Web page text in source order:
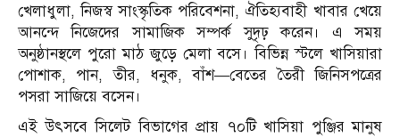
খেলাধুলা, নিজস্ব সাংস্কৃতিক পরিবেশনা, ঐতিহ্যবাহী খাবার খেয়ে
আনন্দে নিজেদের সামাজিক সম্পর্ক সুদৃঢ় করেন। এ সময়
অনুষ্ঠানস্থলে পুরো মাঠ জুড়ে মেলা বসে। বিভিন্ন স্টলে খাসিয়ারা
পোশাক, পান, তীর, ধনুক, বাঁশ—বেতের তৈরী জিনিসপত্রের
পসরা সাজিয়ে বসেন।
এই উৎসবে সিলেট বিভাগের প্রায় ৭০টি খাসিয়া পুঞ্জির মানুষ